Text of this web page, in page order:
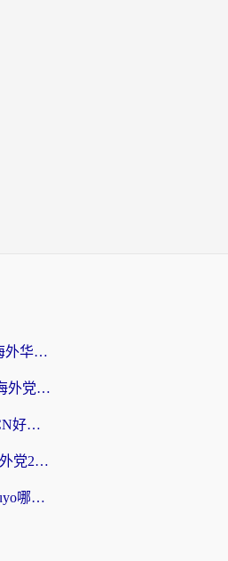
Mac翻墙回国免费？2026海外华人亲测：从CCTV5直播到国内APP，这样选加速器才靠谱
Proton VPN中国能用吗？海外党选回国加速器的避坑指南（附番茄加速器实测）
海外党必看：斧牛和Fly2CN好用吗？3招教你选对回国加速器（附免费试用攻略）
斧牛和OurPlay哪个好？海外党2026亲测：选对加速器，国内资源秒加载
海外党纠结Quickback和Kuyo哪个好？选对回国加速器才能无缝刷国内资源